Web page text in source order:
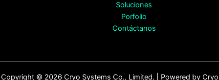
Soluciones
Porfolio
Contáctanos
Copyright © 2026 Cryo Systems Co., Limited. | Powered by Cryo